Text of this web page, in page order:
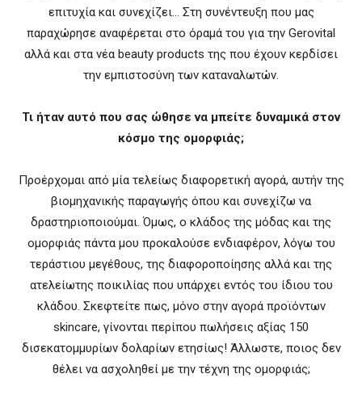
επιτυχία και συνεχίζει… Στη συνέντευξη που μας
παραχώρησε αναφέρεται στο όραμά του για την Gerovital
αλλά και στα νέα beauty products της που έχουν κερδίσει
την εμπιστοσύνη των καταναλωτών.
Τι ήταν αυτό που σας ώθησε να μπείτε δυναμικά στον
κόσμο της ομορφιάς;
Προέρχομαι από μία τελείως διαφορετική αγορά, αυτήν της
βιομηχανικής παραγωγής όπου και συνεχίζω να
δραστηριοποιούμαι. Όμως, ο κλάδος της μόδας και της
ομορφιάς πάντα μου προκαλούσε ενδιαφέρον, λόγω του
τεράστιου μεγέθους, της διαφοροποίησης αλλά και της
ατελείωτης ποικιλίας που υπάρχει εντός του ίδιου του
κλάδου. Σκεφτείτε πως, μόνο στην αγορά προϊόντων
skincare, γίνονται περίπου πωλήσεις αξίας 150
δισεκατομμυρίων δολαρίων ετησίως! Άλλωστε, ποιος δεν
θέλει να ασχοληθεί με την τέχνη της ομορφιάς;